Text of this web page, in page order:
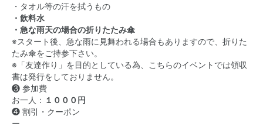
・タオル等の汗を拭うもの
・飲料水
・急な雨天の場合の折りたたみ傘
※スタート後、急な雨に見舞われる場合もありますので、折りた
たみ傘をご持参下さい。
※「友達作り」を目的としている為、こちらのイベントでは領収
書は発行をしておりません。
❸ 参加費
お一人： １０００円
❹ 割引・クーポン
ー